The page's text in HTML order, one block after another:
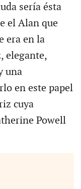
sería ésta
el Alan que
era en la
elegante,
una
en este papel
cuya
Powell